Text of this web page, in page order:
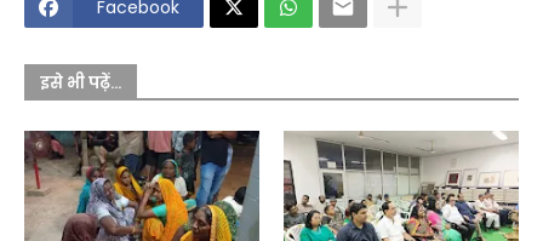
Facebook
इसे भी पढ़ें...